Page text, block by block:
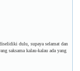
dulu, supaya selamat dan
saksama kalau-kalau ada yang